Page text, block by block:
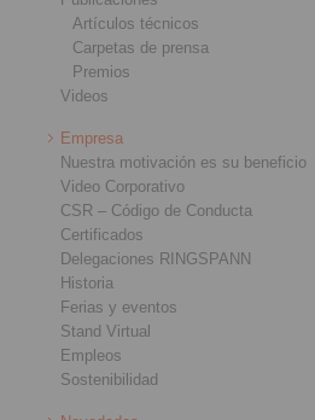
Artículos técnicos
Carpetas de prensa
Premios
Videos
Empresa
Nuestra motivación es su beneficio
Video Corporativo
CSR – Código de Conducta
Certificados
Delegaciones RINGSPANN
Historia
Ferias y eventos
Stand Virtual
Empleos
Sostenibilidad